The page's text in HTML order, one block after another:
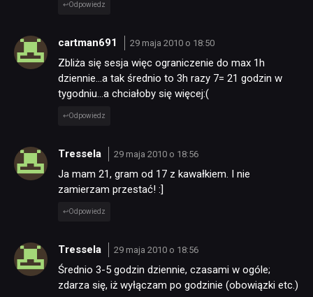
Odpowiedz
cartman691 29 maja 2010 o 18:50
Zbliża się sesja więc ograniczenie do max 1h
dziennie…a tak średnio to 3h razy 7= 21 godzin w
tygodniu…a chciałoby się więcej:(
Odpowiedz
Tressela 29 maja 2010 o 18:56
Ja mam 21, gram od 17 z kawałkiem. I nie
zamierzam przestać! :]
Odpowiedz
Tressela 29 maja 2010 o 18:56
Średnio 3-5 godzin dziennie, czasami w ogóle;
zdarza się, iż wyłączam po godzinie (obowiązki etc.)